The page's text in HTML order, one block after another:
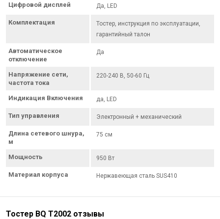
Цифровой дисплей Да, LED
Комплектация
Тостер, инструкция по эксплуатации,
гарантийный талон
Автоматическое
отключение
Да
Напряжение сети,
частота тока
220-240 В, 50-60 Гц
Индикация Включения да, LED
Тип управления Электронный + механический
Длина сетевого шнура,
м
75 см
Мощность 950 Вт
Материал корпуса Нержавеющая сталь SUS410
Тостер BQ T2002 отзывы